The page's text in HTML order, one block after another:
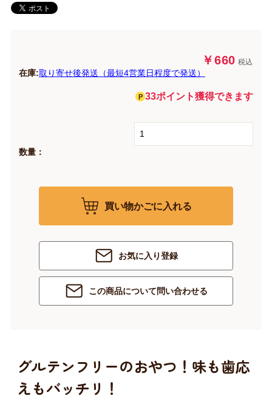
￥660 税込
在庫:取り寄せ後発送（最短4営業日程度で発送）
33ポイント獲得できます
数量：
買い物かごに入れる
お気に入り登録
この商品について問い合わせる
グルテンフリーのおやつ！味も歯応
えもバッチリ！